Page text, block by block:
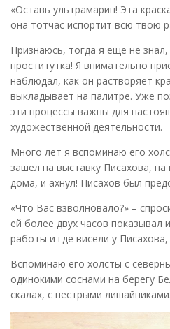
«Оставь ультрамарин! Эта
она тотчас испортит всю твою
Признаюсь, тогда я еще не
проститутка! Я внимательно
наблюдал, как он растворяет
выкладывает на палитре. Уже
эти процессы важны для
художественной деятельности.
Много лет я вспоминаю его
зашел на выставку Писахова,
дома, и ахнул! Писахов был
«Что Вас взволновало?» –
ей более двух часов показывал
работы и где висели у
Вспоминаю его холсты с
одинокими соснами на берегу
скалах, с пестрыми лишайниками.